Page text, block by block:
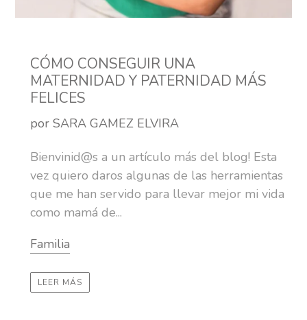
CÓMO CONSEGUIR UNA
MATERNIDAD Y PATERNIDAD MÁS
FELICES
por SARA GAMEZ ELVIRA
Bienvinid@s a un artículo más del blog! Esta
vez quiero daros algunas de las herramientas
que me han servido para llevar mejor mi vida
como mamá de...
Familia
LEER MÁS